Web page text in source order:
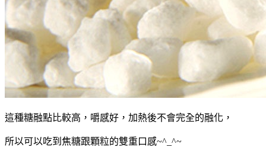
這種糖融點比較高，嚼感好，加熱後不會完全的融化，
所以可以吃到 焦糖跟顆粒的雙重口感~^_^~